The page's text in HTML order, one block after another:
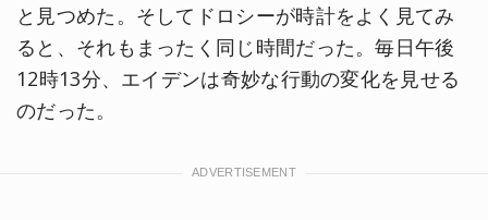
と見つめた。そしてドロシーが時計をよく見てみ
ると、それもまったく同じ時間だった。毎日午後
12時13分、エイデンは奇妙な行動の変化を見せる
のだった。